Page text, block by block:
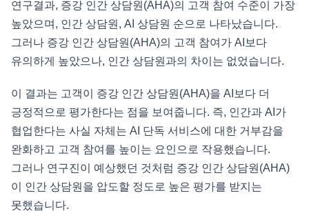
연구결과, 증강 인간 상담원(AHA)의 고객 참여 수준이 가장
높았으며, 인간 상담원, AI 상담원 순으로 나타났습니다.
그러나 증강 인간 상담원(AHA)의 고객 참여가 AI보다
유의하게 높았으나, 인간 상담원과의 차이는 없었습니다.
이 결과는 고객이 증강 인간 상담원(AHA)을 AI보다 더
긍정적으로 평가한다는 점을 보여줍니다. 즉, 인간과 AI가
협업한다는 사실 자체는 AI 단독 서비스에 대한 거부감을
완화하고 고객 참여를 높이는 요인으로 작용했습니다.
그러나 연구진이 예상했던 것처럼 증강 인간 상담원(AHA)
이 인간 상담원을 압도할 정도로 높은 평가를 받지는
못했습니다.